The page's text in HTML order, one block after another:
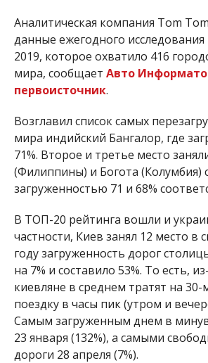
Аналитическая компания Tom
данные ежегодного
2019, которое охватило 416
мира, сообщает Авто
первоисточник.
Возглавил список самых
мира индийский Бангалор, где
71%. Второе и третье место
(Филиппины) и Богота (Колумбия)
загруженностью 71 и 68%
В ТОП-20 рейтинга вошли и
частности, Киев занял 12 место в
году загруженность дорог
на 7% и составило 53%. То есть,
киевляне в среднем тратят на
поездку в часы пик (утром и
Самым загруженным днем в
23 января (132%), а самыми
дороги 28 апреля (7%).